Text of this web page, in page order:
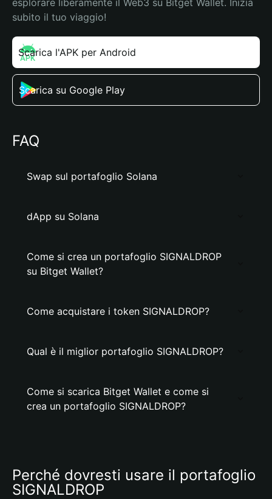
esplorare liberamente il Web3 su Bitget Wallet. Inizia
subito il tuo viaggio!
Scarica l'APK per Android
Scarica su Google Play
FAQ
Swap sul portafoglio Solana
dApp su Solana
Come si crea un portafoglio SIGNALDROP
su Bitget Wallet?
Come acquistare i token SIGNALDROP?
Qual è il miglior portafoglio SIGNALDROP?
Come si scarica Bitget Wallet e come si
crea un portafoglio SIGNALDROP?
Perché dovresti usare il portafoglio
SIGNALDROP